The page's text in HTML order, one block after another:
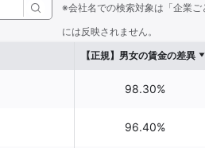
※会社名での検索対象は「企業
には反映されません。
【正規】男女の賃金の差異
98.30%
96.40%